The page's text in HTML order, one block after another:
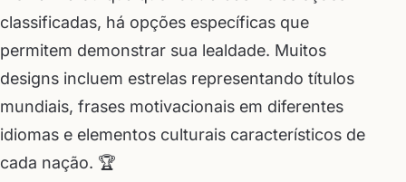
classificadas, há opções específicas que
permitem demonstrar sua lealdade. Muitos
designs incluem estrelas representando títulos
mundiais, frases motivacionais em diferentes
idiomas e elementos culturais característicos de
cada nação. 🏆